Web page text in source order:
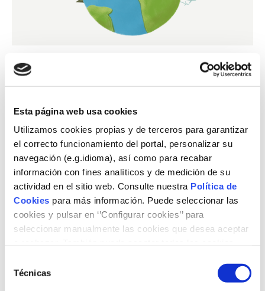
Esta página web usa cookies
Utilizamos cookies propias y de terceros para garantizar
el correcto funcionamiento del portal, personalizar su
navegación (e.g.idioma), así como para recabar
información con fines analíticos y de medición de su
actividad en el sitio web. Consulte nuestra Política de
Cookies para más información. Puede seleccionar las
cookies y pulsar en ‘’Configurar cookies’’ para
seleccionar manualmente las cookies que desea aceptar
Técnicas
Fundación Naturgy en colaboración con el Ministerio de
Educación, Formación Profesional y Deportes impulsa
una edición del nuevo curso sobre sostenibilidad aplicada
Formación Profesional.
Fechas y Horarios:
Curso profundización impartido en horario de tarde (M y
J): 4, 6, 11, 13, 18, 20 y 25 de noviembre, de 16:30 a
19:30 horas.
Modalidad: 21h online síncrono y 9h trabajo individual
Más información,aquí.